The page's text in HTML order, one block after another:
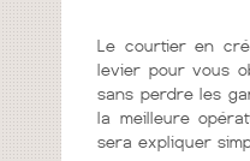
Le courtier en
levier pour vous
sans perdre les
la meilleure
sera expliquer